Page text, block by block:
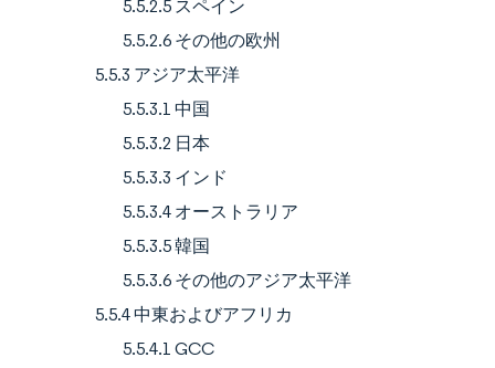
5.5.2.5 スペイン
5.5.2.6 その他の欧州
5.5.3 アジア太平洋
5.5.3.1 中国
5.5.3.2 日本
5.5.3.3 インド
5.5.3.4 オーストラリア
5.5.3.5 韓国
5.5.3.6 その他のアジア太平洋
5.5.4 中東およびアフリカ
5.5.4.1 GCC